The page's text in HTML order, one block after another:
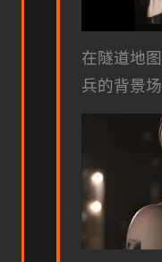
在隧道地
兵的背景